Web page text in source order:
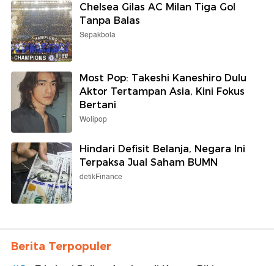
Chelsea Gilas AC Milan Tiga Gol
Tanpa Balas
Sepakbola
Most Pop: Takeshi Kaneshiro Dulu
Aktor Tertampan Asia, Kini Fokus
Bertani
Wolipop
Hindari Defisit Belanja, Negara Ini
Terpaksa Jual Saham BUMN
detikFinance
Berita Terpopuler